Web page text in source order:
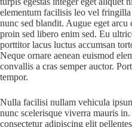
elementum facilisis leo vel
nunc sed blandit. Augue eget
proin sed libero enim sed. Eu
porttitor lacus luctus accumsan
Neque ornare aenean euismod
convallis a cras semper auctor.
tempor.
Nulla facilisi nullam vehicula
nunc scelerisque viverra mauris
consectetur adipiscing elit